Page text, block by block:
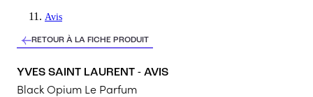
Avis
RETOUR À LA FICHE PRODUIT
YVES SAINT LAURENT - AVIS
Black Opium Le Parfum